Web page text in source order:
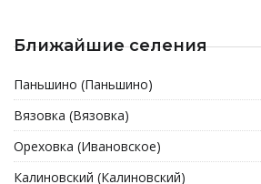
Ближайшие селения
Паньшино (Паньшино)
Вязовка (Вязовка)
Ореховка (Ивановское)
Калиновский (Калиновский)